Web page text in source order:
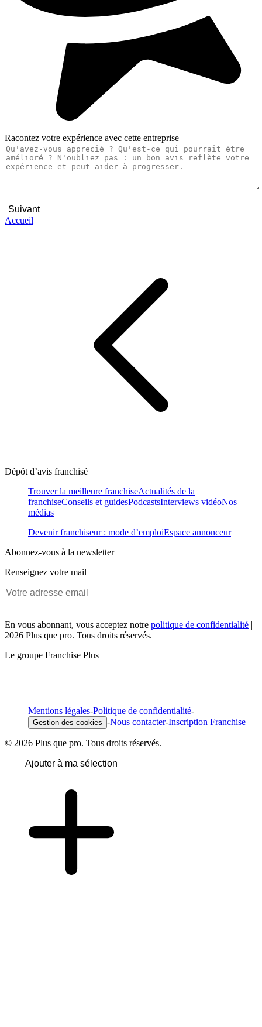
Racontez votre expérience avec cette entreprise
Suivant
Accueil
Dépôt d’avis franchisé
Trouver la meilleure franchiseActualités de la
franchiseConseils et guidesPodcastsInterviews vidéoNos
médias
Devenir franchiseur : mode d’emploiEspace annonceur
Abonnez-vous à la newsletter
Renseignez votre mail
En vous abonnant, vous acceptez notre politique de confidentialité |
2026 Plus que pro. Tous droits réservés.
Le groupe Franchise Plus
Mentions légales-Politique de confidentialité-
Gestion des cookies -Nous contacter-Inscription Franchise
© 2026 Plus que pro. Tous droits réservés.
Ajouter à ma sélection